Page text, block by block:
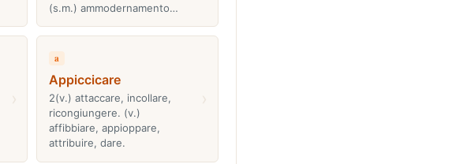
(s.m.) ammodernamento…
a
Appiccicare
2(v.) attaccare, incollare,
ricongiungere. (v.)
affibbiare, appioppare,
attribuire, dare.